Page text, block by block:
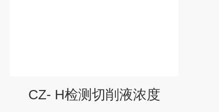
CZ- H检测切削液浓度